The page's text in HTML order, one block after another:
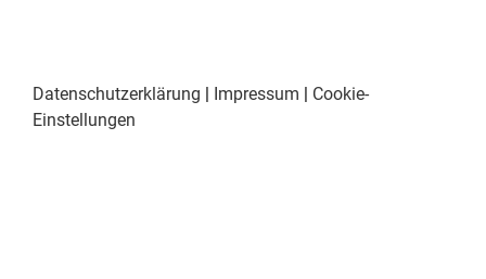
Datenschutzerklärung | Impressum | Cookie-
Einstellungen